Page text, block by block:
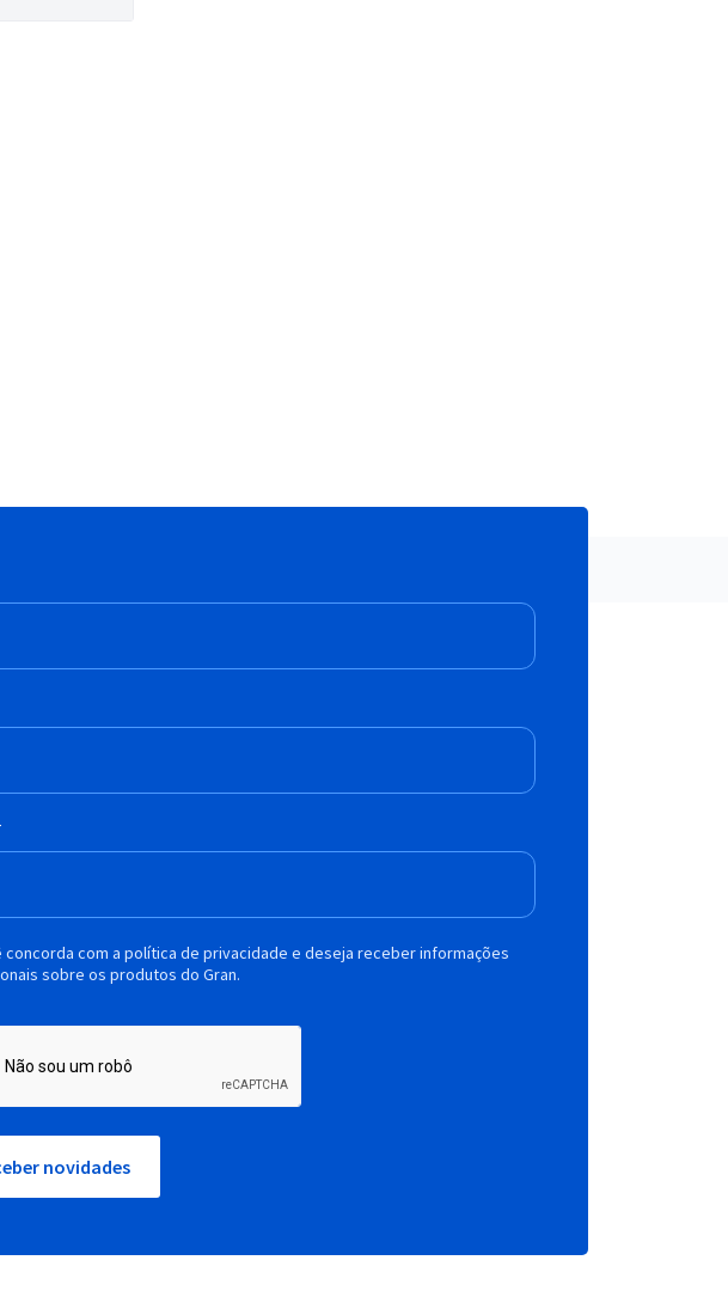
concorda com a política de privacidade e deseja receber informações
sobre os produtos do Gran.
novidades